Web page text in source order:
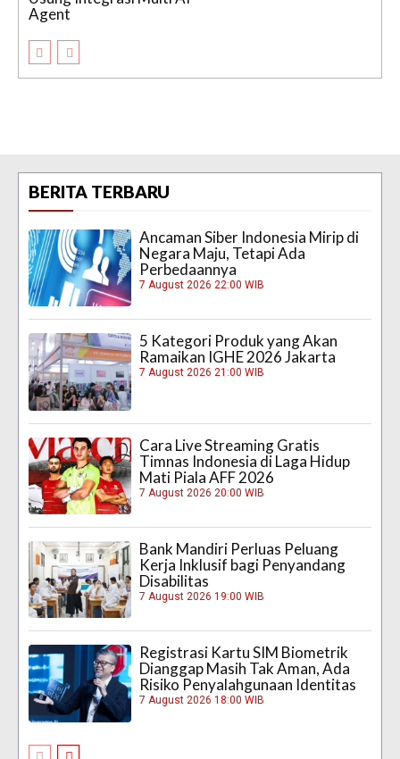
Agent
BERITA TERBARU
Ancaman Siber Indonesia Mirip di
Negara Maju, Tetapi Ada
Perbedaannya
7 August 2026 22:00 WIB
5 Kategori Produk yang Akan
Ramaikan IGHE 2026 Jakarta
7 August 2026 21:00 WIB
Cara Live Streaming Gratis
Timnas Indonesia di Laga Hidup
Mati Piala AFF 2026
7 August 2026 20:00 WIB
Bank Mandiri Perluas Peluang
Kerja Inklusif bagi Penyandang
Disabilitas
7 August 2026 19:00 WIB
Registrasi Kartu SIM Biometrik
Dianggap Masih Tak Aman, Ada
Risiko Penyalahgunaan Identitas
7 August 2026 18:00 WIB